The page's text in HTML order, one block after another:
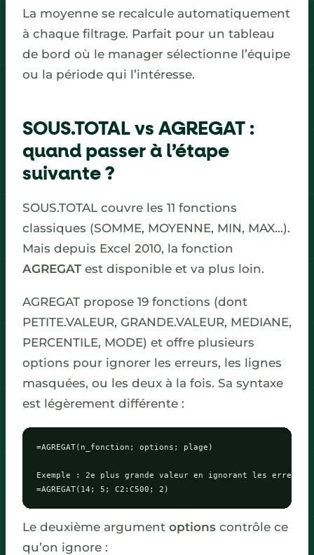
La moyenne se recalcule automatiquement
à chaque filtrage. Parfait pour un tableau
de bord où le manager sélectionne l’équipe
ou la période qui l’intéresse.
SOUS.TOTAL vs AGREGAT :
quand passer à l’étape
suivante ?
SOUS.TOTAL couvre les 11 fonctions
classiques (SOMME, MOYENNE, MIN, MAX…).
Mais depuis Excel 2010, la fonction
AGREGATest disponible et va plus loin.
AGREGAT propose 19 fonctions (dont
PETITE.VALEUR, GRANDE.VALEUR, MEDIANE,
PERCENTILE, MODE) et offre plusieurs
options pour ignorer les erreurs, les lignes
masquées, ou les deux à la fois. Sa syntaxe
est légèrement différente :
=AGREGAT(n_fonction; options; plage)
Exemple : 2e plus grande valeur en ignorant les
=AGREGAT(14; 5; C2:C500; 2)
Le deuxième argument options contrôle ce
qu’on ignore :